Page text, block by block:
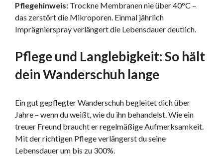
Pflegehinweis: Trockne Membranen nie über 40°C –
das zerstört die Mikroporen. Einmal jährlich
Imprägnierspray verlängert die Lebensdauer deutlich.
Pflege und Langlebigkeit: So hält
dein Wanderschuh lange
Ein gut gepflegter Wanderschuh begleitet dich über
Jahre – wenn du weißt, wie du ihn behandelst. Wie ein
treuer Freund braucht er regelmäßige Aufmerksamkeit.
Mit der richtigen Pflege verlängerst du seine
Lebensdauer um bis zu 300%.